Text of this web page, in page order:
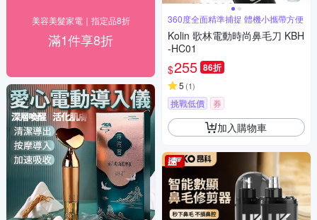
美容美髮家電｜指定品8折
滿1件享8折
360度全面精準捕捉 體機小攜帶方便
Kolin 歌林電動時尚鼻毛刀 KBH
-HC01
$255 86折
5 (1)
挑戰低價 券
加入購物車